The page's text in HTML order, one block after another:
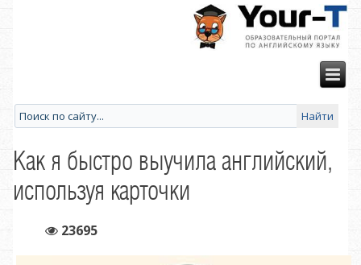
Как я быстро выучила английский,
используя карточки
23695